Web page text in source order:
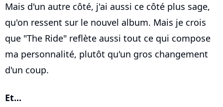
Mais d'un autre côté, j'ai aussi ce côté plus sage,
qu'on ressent sur le nouvel album. Mais je crois
que "The Ride" reflète aussi tout ce qui compose
ma personnalité, plutôt qu'un gros changement
d'un coup.
Et...